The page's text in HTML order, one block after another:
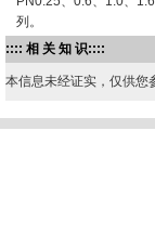
列。
:::: 相 关 知 识::::
本信息未经证实，仅供您